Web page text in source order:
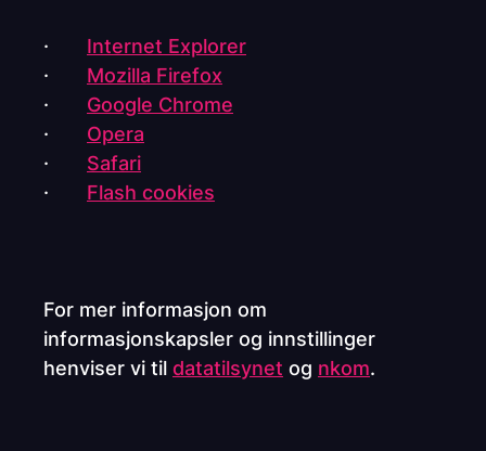
· Internet Explorer
· Mozilla Firefox
· Google Chrome
· Opera
· Safari
· Flash cookies
For mer informasjon om
informasjonskapsler og innstillinger
henviser vi til datatilsynet og nkom.